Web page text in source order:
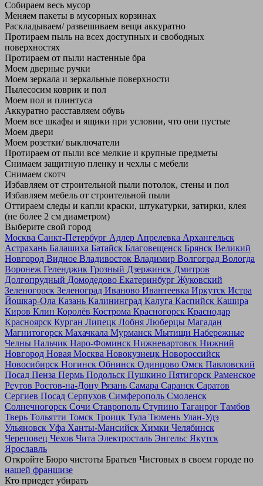
Собираем весь мусор
Меняем пакеты в мусорных корзинах
Раскладываем/ развешиваем вещи аккуратно
Протираем пыль на всех доступных и свободных
поверхностях
Протираем от пыли настенные бра
Моем дверные ручки
Моем зеркала и зеркальные поверхности
Пылесосим коврик и пол
Моем пол и плинтуса
Аккуратно расставляем обувь
Моем все шкафы и ящики при условии, что они пустые
Моем двери
Моем розетки/ выключатели
Протираем от пыли все мелкие и крупные предметы
Снимаем защитную пленку и чехлы с мебели
Снимаем скотч
Избавляем от строительной пыли потолок, стены и пол
Избавляем мебель от строительной пыли
Оттираем следы и капли краски, штукатурки, затирки, клея
(не более 2 см диаметром)
Выберите свой город
Москва Санкт-Петербург Адлер Апрелевка Архангельск
Астрахань Балашиха Батайск Благовещенск Брянск Великий
Новгород Видное Владивосток Владимир Волгоград Вологда
Воронеж Геленджик Грозный Дзержинск Дмитров
Долгопрудный Домодедово Екатеринбург Жуковский
Зеленогорск Зеленоград Иваново Ивантеевка Иркутск Истра
Йошкар-Ола Казань Калининград Калуга Каспийск Кашира
Киров Клин Королёв Кострома Красногорск Краснодар
Красноярск Курган Липецк Лобня Люберцы Магадан
Магнитогорск Махачкала Мурманск Мытищи Набережные
Челны Нальчик Наро-Фоминск Нижневартовск Нижний
Новгород Новая Москва Новокузнецк Новороссийск
Новосибирск Ногинск Обнинск Одинцово Омск Павловский
Посад Пенза Пермь Подольск Пушкино Пятигорск Раменское
Реутов Ростов-на-Дону Рязань Самара Саранск Саратов
Сергиев Посад Серпухов Симферополь Смоленск
Солнечногорск Сочи Ставрополь Ступино Таганрог Тамбов
Тверь Тольятти Томск Троицк Тула Тюмень Улан-Удэ
Ульяновск Уфа Ханты-Мансийск Химки Челябинск
Череповец Чехов Чита Электросталь Энгельс Якутск
Ярославль
Откройте Бюро чистоты Братьев Чистовых в своем городе по
нашей франшизе
Кто приедет убирать